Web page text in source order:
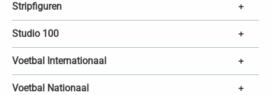
Stripfiguren +
Studio 100 +
Voetbal Internationaal +
Voetbal Nationaal +